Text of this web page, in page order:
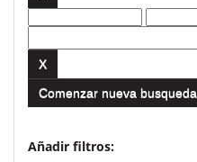
Comenzar nueva busqueda
Añadir filtros: